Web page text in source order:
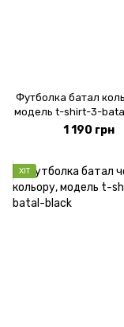
Футболка батал
модель t-shirt-3-
1 190 грн
ХІТ